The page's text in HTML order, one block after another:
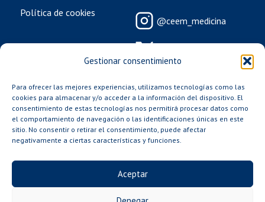
Gestionar consentimiento
Para ofrecer las mejores experiencias, utilizamos tecnologías como las
cookies para almacenar y/o acceder a la información del dispositivo. El
consentimiento de estas tecnologías nos permitirá procesar datos como
el comportamiento de navegación o las identificaciones únicas en este
sitio. No consentir o retirar el consentimiento, puede afectar
negativamente a ciertas características y funciones.
Aceptar
Política de cookies
@ceem_medicina
@ceem_medicina
Todos los derechos reservados. Consejo
Estatal de Estudiantes de Medicina